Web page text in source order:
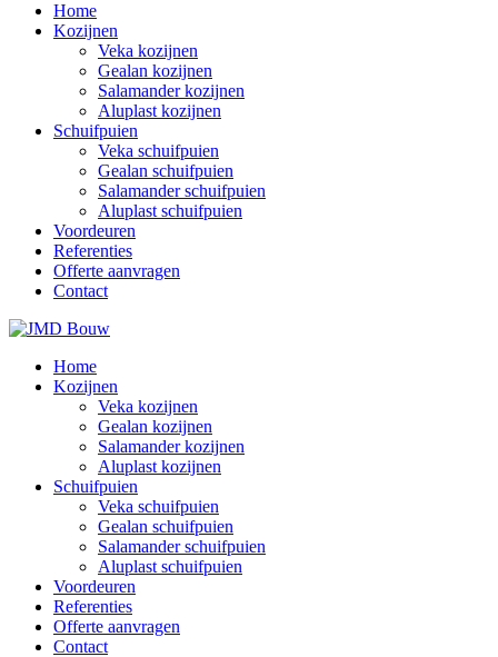
Home
Kozijnen
Veka kozijnen
Gealan kozijnen
Salamander kozijnen
Aluplast kozijnen
Schuifpuien
Veka schuifpuien
Gealan schuifpuien
Salamander schuifpuien
Aluplast schuifpuien
Voordeuren
Referenties
Offerte aanvragen
Contact
Home
Kozijnen
Veka kozijnen
Gealan kozijnen
Salamander kozijnen
Aluplast kozijnen
Schuifpuien
Veka schuifpuien
Gealan schuifpuien
Salamander schuifpuien
Aluplast schuifpuien
Voordeuren
Referenties
Offerte aanvragen
Contact